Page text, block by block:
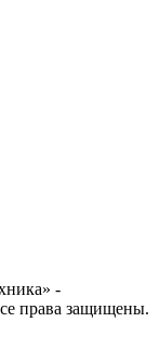
-
права защищены.